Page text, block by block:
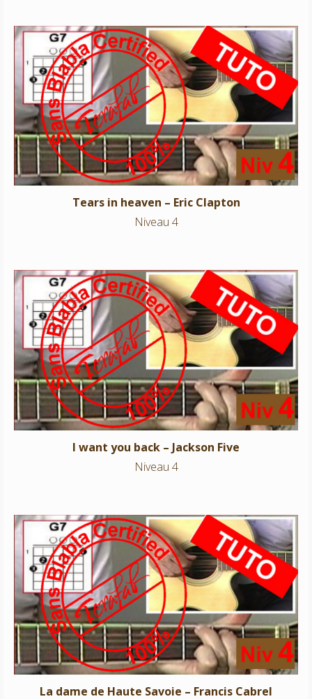
Tears in heaven – Eric Clapton
Niveau 4
Tears in heaven – Eric Clapton
Niveau 4
I want you back – Jackson Five
Niveau 4
I want you back – Jackson Five
Niveau 4
La dame de Haute Savoie – Francis Cabrel
Niveau 4
La dame de Haute Savoie – Francis Cabrel